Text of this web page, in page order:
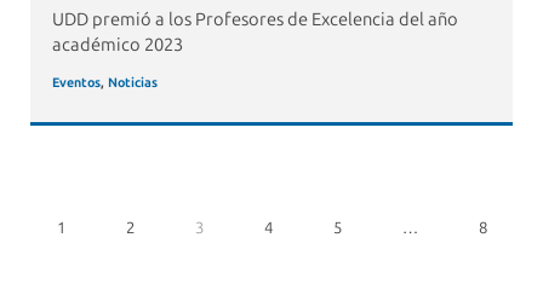
UDD premió a los Profesores de Excelencia del año
académico 2023
Eventos, Noticias
1 2 3 4 5 … 8